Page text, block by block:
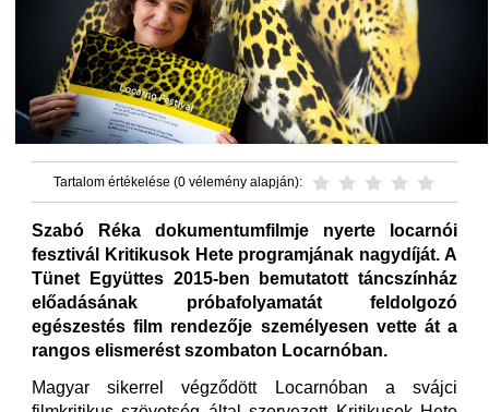
Tartalom értékelése (0 vélemény alapján):
Szabó Réka dokumentumfilmje nyerte locarnói
fesztivál Kritikusok Hete programjának nagydíját. A
Tünet Együttes 2015-ben bemutatott táncszínház
előadásának próbafolyamatát feldolgozó
egészestés film rendezője személyesen vette át a
rangos elismerést szombaton Locarnóban.
Magyar sikerrel végződött Locarnóban a svájci